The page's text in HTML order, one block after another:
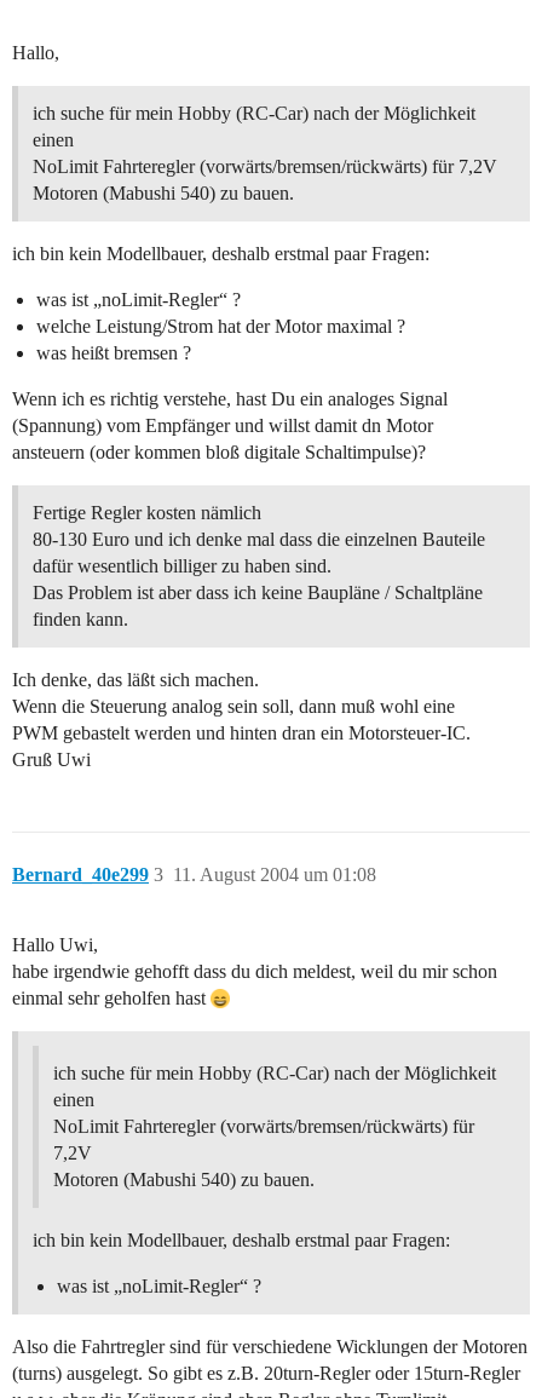
Hallo,
ich suche für mein Hobby (RC-Car) nach der Möglichkeit
einen
NoLimit Fahrteregler (vorwärts/bremsen/rückwärts) für 7,2V
Motoren (Mabushi 540) zu bauen.
ich bin kein Modellbauer, deshalb erstmal paar Fragen:
was ist „noLimit-Regler“ ?
welche Leistung/Strom hat der Motor maximal ?
was heißt bremsen ?
Wenn ich es richtig verstehe, hast Du ein analoges Signal
(Spannung) vom Empfänger und willst damit dn Motor
ansteuern (oder kommen bloß digitale Schaltimpulse)?
Fertige Regler kosten nämlich
80-130 Euro und ich denke mal dass die einzelnen Bauteile
dafür wesentlich billiger zu haben sind.
Das Problem ist aber dass ich keine Baupläne / Schaltpläne
finden kann.
Ich denke, das läßt sich machen.
Wenn die Steuerung analog sein soll, dann muß wohl eine
PWM gebastelt werden und hinten dran ein Motorsteuer-IC.
Gruß Uwi
Bernard_40e299 11. August 2004 um 01:08
3
Hallo Uwi,
habe irgendwie gehofft dass du dich meldest, weil du mir schon
einmal sehr geholfen hast
ich suche für mein Hobby (RC-Car) nach der Möglichkeit
einen
NoLimit Fahrteregler (vorwärts/bremsen/rückwärts) für
7,2V
Motoren (Mabushi 540) zu bauen.
ich bin kein Modellbauer, deshalb erstmal paar Fragen:
was ist „noLimit-Regler“ ?
Also die Fahrtregler sind für verschiedene Wicklungen der Motoren
(turns) ausgelegt. So gibt es z.B. 20turn-Regler oder 15turn-Regler